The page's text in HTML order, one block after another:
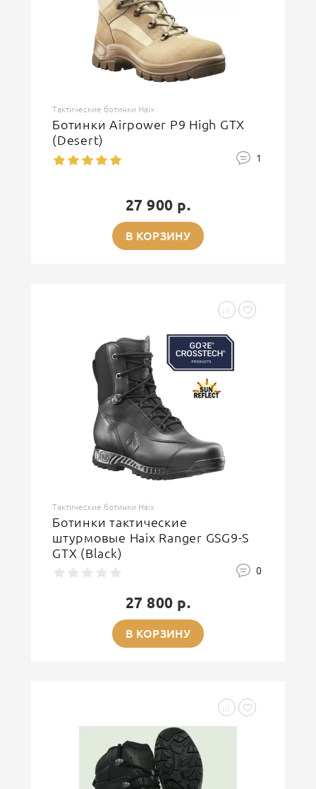
Тактические ботинки Haix
Ботинки Airpower P9 High GTX
(Desert)
1
27 900 р.
В КОРЗИНУ
Тактические ботинки Haix
Ботинки тактические
штурмовые Haix Ranger GSG9-S
GTX (Black)
0
27 800 р.
В КОРЗИНУ